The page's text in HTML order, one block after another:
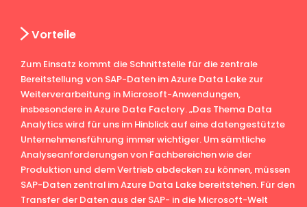
Vorteile
Zum Einsatz kommt die Schnittstelle für die zentrale
Bereitstellung von SAP-Daten im Azure Data Lake zur
Weiterverarbeitung in Microsoft-Anwendungen,
insbesondere in Azure Data Factory. „Das Thema Data
Analytics wird für uns im Hinblick auf eine datengestützte
Unternehmensführung immer wichtiger. Um sämtliche
Analyseanforderungen von Fachbereichen wie der
Produktion und dem Vertrieb abdecken zu können, müssen
SAP-Daten zentral im Azure Data Lake bereitstehen. Für den
Transfer der Daten aus der SAP- in die Microsoft-Welt